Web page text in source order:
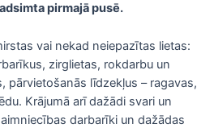
pirmajā pusē.
vai nekad neiepazītas lietas:
zirglietas, rokdarbu un
pārvietošanās līdzekļus – ragavas,
Krājumā arī dažādi svari un
darbarīki un dažādas